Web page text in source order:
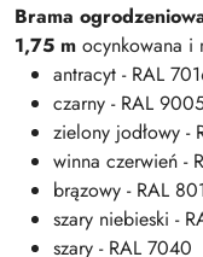
Brama
1,75 m ocynkowana i
antracyt - RAL
czarny - RAL
zielony jodłowy -
winna czerwień -
brązowy - RAL
szary niebieski -
szary - RAL 7040